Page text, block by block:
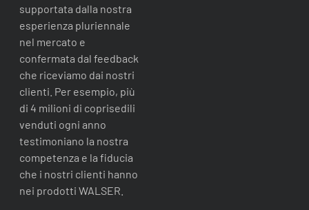
supportata dalla nostra
esperienza pluriennale
nel mercato e
confermata dal feedback
che riceviamo dai nostri
clienti. Per esempio, più
di 4 milioni di coprisedili
venduti ogni anno
testimoniano la nostra
competenza e la fiducia
che i nostri clienti hanno
nei prodotti WALSER.